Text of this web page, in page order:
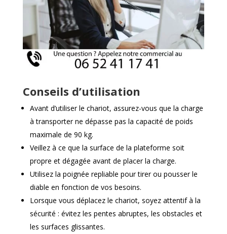
Conseils d’utilisation
Avant d’utiliser le chariot, assurez-vous que la charge
à transporter ne dépasse pas la capacité de poids
maximale de 90 kg.
Veillez à ce que la surface de la plateforme soit
propre et dégagée avant de placer la charge.
Utilisez la poignée repliable pour tirer ou pousser le
diable en fonction de vos besoins.
Lorsque vous déplacez le chariot, soyez attentif à la
sécurité : évitez les pentes abruptes, les obstacles et
les surfaces glissantes.